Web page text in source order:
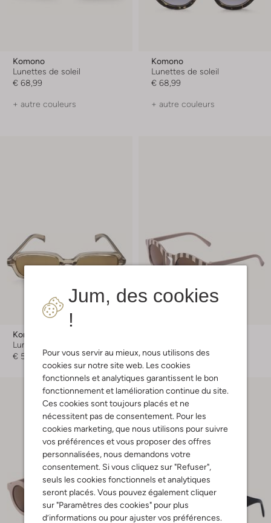
Jum, des cookies
!
Pour vous servir au mieux, nous utilisons des
cookies sur notre site web. Les cookies
fonctionnels et analytiques garantissent le bon
fonctionnement et lamélioration continue du site.
Ces cookies sont toujours placés et ne
nécessitent pas de consentement. Pour les
cookies marketing, que nous utilisons pour suivre
vos préférences et vous proposer des offres
personnalisées, nous demandons votre
consentement. Si vous cliquez sur "Refuser",
seuls les cookies fonctionnels et analytiques
seront placés. Vous pouvez également cliquer
sur "Paramètres des cookies" pour plus
d’informations ou pour ajuster vos préférences.
Komono
Lunettes de soleil
€ 68,99
+ autre couleurs
Komono
Lunettes de soleil
€ 68,99
+ autre couleurs
Komono
Lunettes de soleil
€ 58,99
€ 16,99 € 13,99